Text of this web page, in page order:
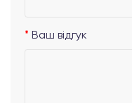
Ваш відгук